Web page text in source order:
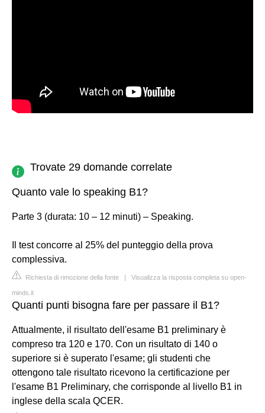
Trovate 29 domande correlate
Quanto vale lo speaking B1?
Parte 3 (durata: 10 – 12 minuti) – Speaking.
Il test concorre al 25% del punteggio della prova
complessiva.
Richiesta di rimozione della fonte | Visualizza la risposta completa su open-
minds.it
Quanti punti bisogna fare per passare il B1?
Attualmente, il risultato dell'esame B1 preliminary è
compreso tra 120 e 170. Con un risultato di 140 o
superiore si è superato l'esame; gli studenti che
ottengono tale risultato ricevono la certificazione per
l'esame B1 Preliminary, che corrisponde al livello B1 in
inglese della scala QCER.